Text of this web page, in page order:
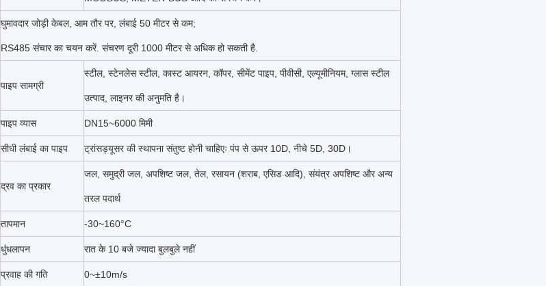
घुमावदार जोड़ी केबल, आम तौर पर, लंबाई 50 मीटर से कम;
RS485 संचार का चयन करें. संचरण दूरी 1000 मीटर से अधिक हो सकती है.
पाइप सामग्री
स्टील, स्टेनलेस स्टील, कास्ट आयरन, कॉपर, सीमेंट पाइप, पीवीसी, एल्यूमीनियम, ग्लास स्टील
उत्पाद, लाइनर की अनुमति है।
पाइप व्यास DN15~6000 मिमी
सीधी लंबाई का पाइप ट्रांसड्यूसर की स्थापना संतुष्ट होनी चाहिएः पंप से ऊपर 10D, नीचे 5D, 30D।
द्रव का प्रकार
जल, समुद्री जल, अपशिष्ट जल, तेल, रसायन (शराब, एसिड आदि), संयंत्र अपशिष्ट और अन्य
तरल पदार्थ
तापमान -30~160°C
धुंधलापन रात के 10 बजे ज्यादा बुलबुले नहीं
प्रवाह की गति 0~±10m/s